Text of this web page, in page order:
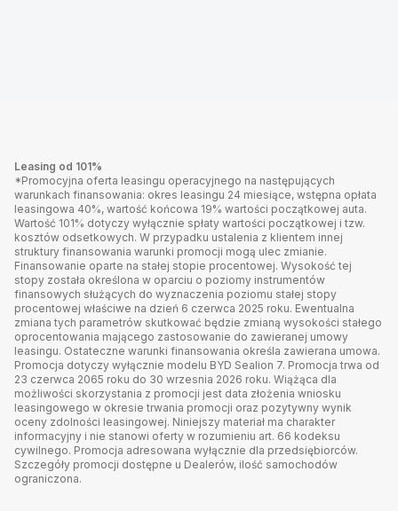
Leasing od 101%
*Promocyjna oferta leasingu operacyjnego na następujących
warunkach finansowania: okres leasingu 24 miesiące, wstępna opłata
leasingowa 40%, wartość końcowa 19% wartości początkowej auta.
Wartość 101% dotyczy wyłącznie spłaty wartości początkowej i tzw.
kosztów odsetkowych. W przypadku ustalenia z klientem innej
struktury finansowania warunki promocji mogą ulec zmianie.
Finansowanie oparte na stałej stopie procentowej. Wysokość tej
stopy została określona w oparciu o poziomy instrumentów
finansowych służących do wyznaczenia poziomu stałej stopy
procentowej właściwe na dzień 6 czerwca 2025 roku. Ewentualna
zmiana tych parametrów skutkować będzie zmianą wysokości stałego
oprocentowania mającego zastosowanie do zawieranej umowy
leasingu. Ostateczne warunki finansowania określa zawierana umowa.
Promocja dotyczy wyłącznie modelu BYD Sealion 7. Promocja trwa od
23 czerwca 2065 roku do 30 wrzesnia 2026 roku. Wiążąca dla
możliwości skorzystania z promocji jest data złożenia wniosku
leasingowego w okresie trwania promocji oraz pozytywny wynik
oceny zdolności leasingowej. Niniejszy materiał ma charakter
informacyjny i nie stanowi oferty w rozumieniu art. 66 kodeksu
cywilnego. Promocja adresowana wyłącznie dla przedsiębiorców.
Szczegóły promocji dostępne u Dealerów, ilość samochodów
ograniczona.